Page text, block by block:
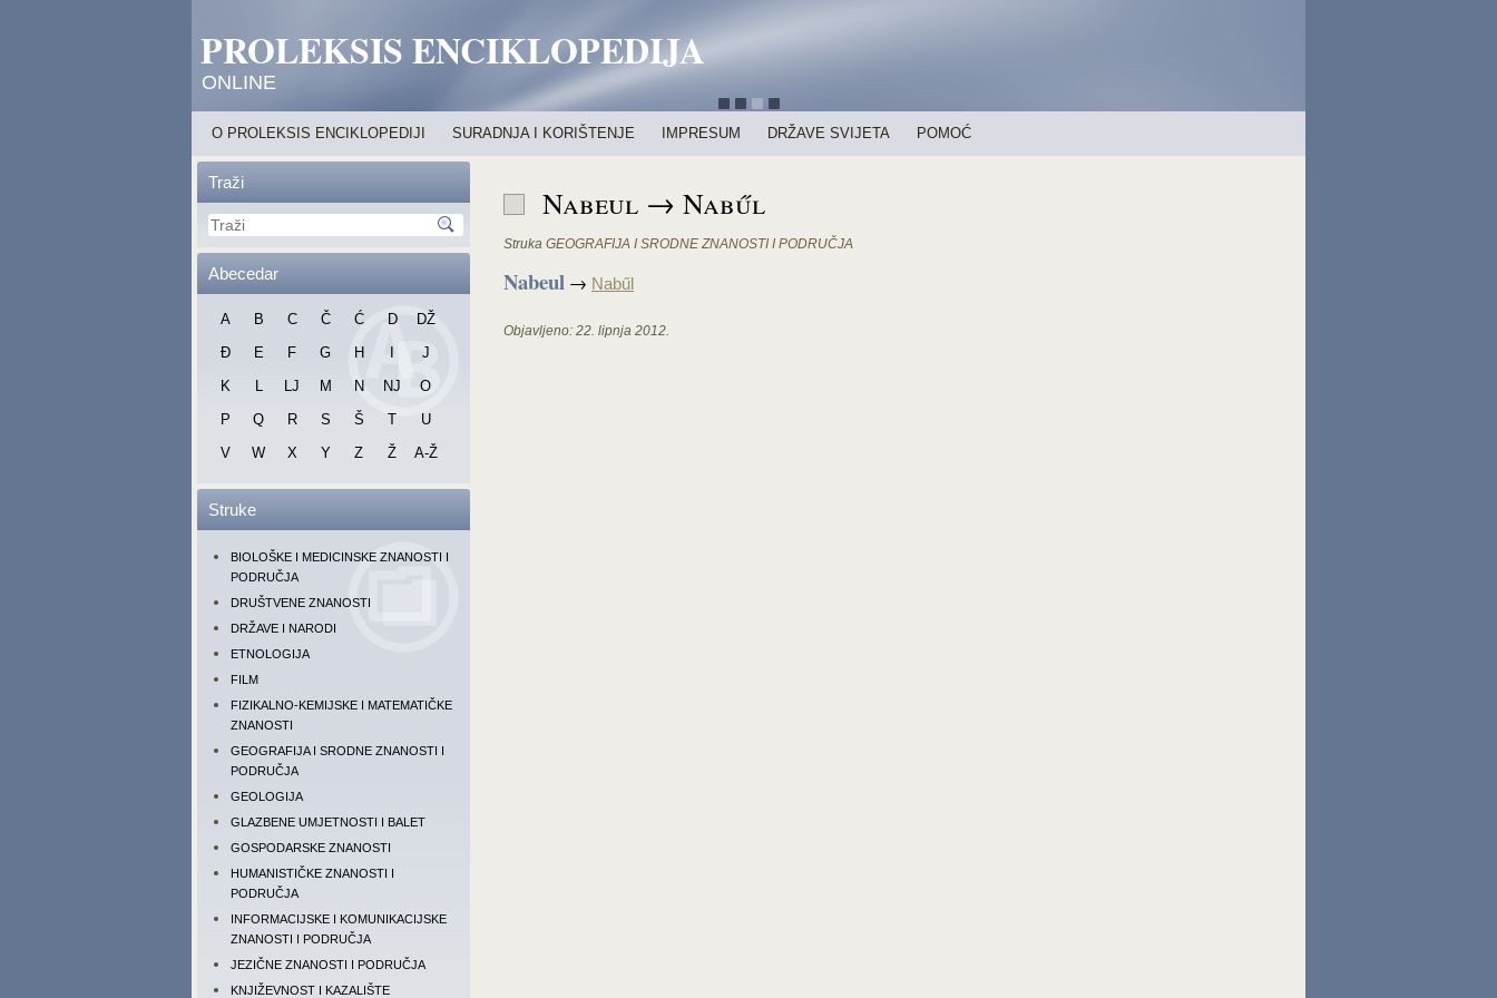
PROLEKSIS ENCIKLOPEDIJA
ONLINE
O PROLEKSIS ENCIKLOPEDIJI SURADNJA I KORIŠTENJE IMPRESUM DRŽAVE SVIJETA POMOĆ
Traži
Abecedar
A B C Č Ć D
DŽ
Đ
E F G H
J
K
L LJ M N NJ
O
P
Q R S Š T
U
V
W X Y Z Ž A-Ž
Struke
BIOLOŠKE I MEDICINSKE ZNANOSTI I
PODRUČJA
DRUŠTVENE ZNANOSTI
DRŽAVE I NARODI
ETNOLOGIJA
FILM
FIZIKALNO-KEMIJSKE I MATEMATIČKE
ZNANOSTI
GEOGRAFIJA I SRODNE ZNANOSTI I
PODRUČJA
GEOLOGIJA
GLAZBENE UMJETNOSTI I BALET
GOSPODARSKE ZNANOSTI
HUMANISTIČKE ZNANOSTI I
PODRUČJA
INFORMACIJSKE I KOMUNIKACIJSKE
ZNANOSTI I PODRUČJA
JEZIČNE ZNANOSTI I PODRUČJA
KNJIŽEVNOST I KAZALIŠTE
Nabeul → Nabűl
Struka GEOGRAFIJA I SRODNE ZNANOSTI I PODRUČJA
Nabeul → Nabűl
Objavljeno: 22. lipnja 2012.